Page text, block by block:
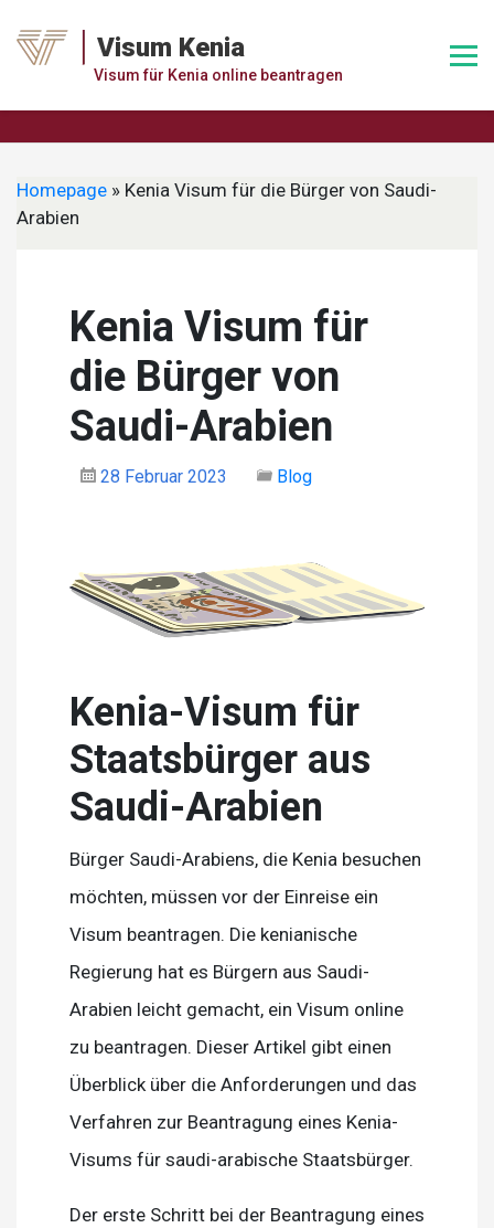
content
Visum Kenia
Visum für Kenia online beantragen
Homepage » Kenia Visum für die Bürger von Saudi-
Arabien
Kenia Visum für
die Bürger von
Saudi-Arabien
28 Februar 2023 Blog
Kenia-Visum für
Staatsbürger aus
Saudi-Arabien
Bürger Saudi-Arabiens, die Kenia besuchen
möchten, müssen vor der Einreise ein
Visum beantragen. Die kenianische
Regierung hat es Bürgern aus Saudi-
Arabien leicht gemacht, ein Visum online
zu beantragen. Dieser Artikel gibt einen
Überblick über die Anforderungen und das
Verfahren zur Beantragung eines Kenia-
Visums für saudi-arabische Staatsbürger.
Der erste Schritt bei der Beantragung eines